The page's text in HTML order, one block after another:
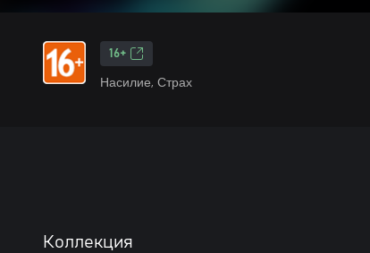
16+
Насилие, Страх
Коллекция